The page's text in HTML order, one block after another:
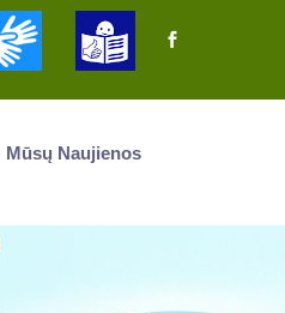
Mūsų Naujienos